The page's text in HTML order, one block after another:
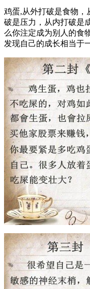
鸡蛋,从外打破是食物
破是压力，从内打破是
么你注定成为别人的食
发现自己的成长相当于